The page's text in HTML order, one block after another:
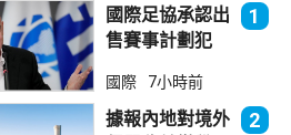
國際足協承認出
售賽事計劃犯
持恩芬天奴
1
國際 7小時前
據報內地對境外
2